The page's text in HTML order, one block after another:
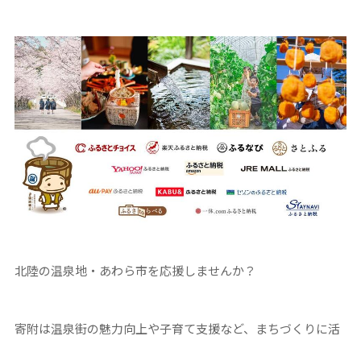
北陸の温泉地・あわら市を応援しませんか？
寄附は温泉街の魅力向上や子育て支援など、まちづくりに活